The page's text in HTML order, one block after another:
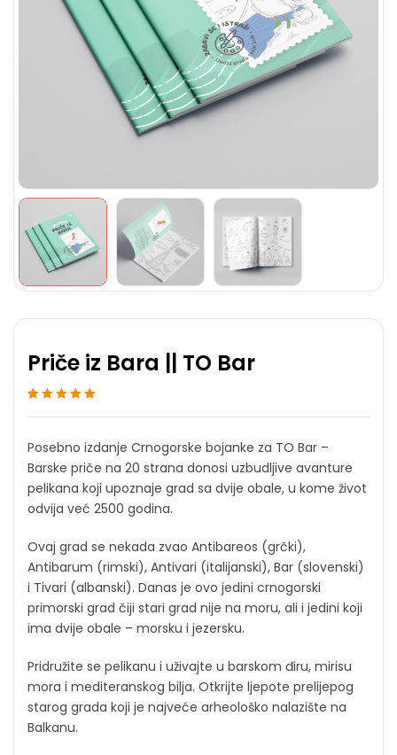
Priče iz Bara || TO Bar
ocene kupca
Posebno izdanje Crnogorske bojanke za TO Bar –
Barske priče na 20 strana donosi uzbudljive avanture
pelikana koji upoznaje grad sa dvije obale, u kome život
odvija već 2500 godina.
Ovaj grad se nekada zvao Antibareos (grčki),
Antibarum (rimski), Antivari (italijanski), Bar (slovenski)
i Tivari (albanski). Danas je ovo jedini crnogorski
primorski grad čiji stari grad nije na moru, ali i jedini koji
ima dvije obale – morsku i jezersku.
Pridružite se pelikanu i uživajte u barskom điru, mirisu
mora i mediteranskog bilja. Otkrijte ljepote prelijepog
starog grada koji je najveće arheološko nalazište na
Balkanu.